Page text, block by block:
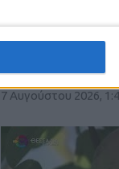
Ο Αετός
7 Αυγούστου 2026,